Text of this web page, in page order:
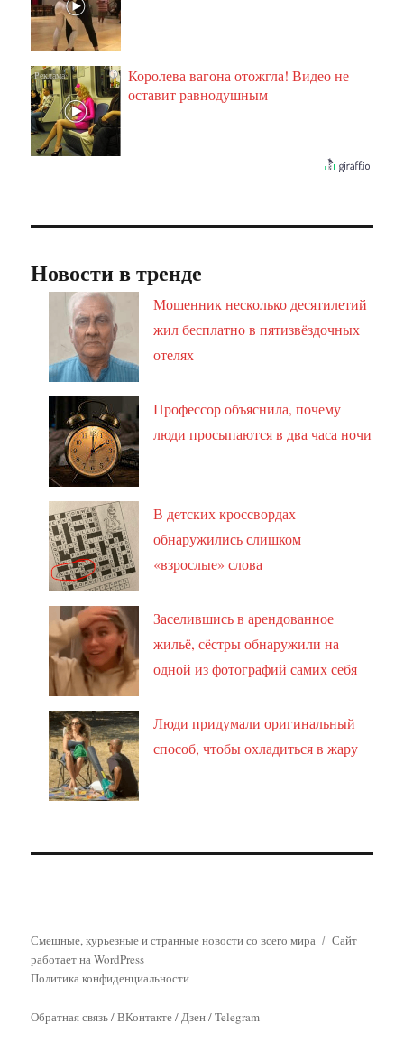
i
Королева вагона отожгла! Видео не
оставит равнодушным
Новости в тренде
Мошенник несколько десятилетий
жил бесплатно в пятизвёздочных
отелях
Профессор объяснила, почему
люди просыпаются в два часа ночи
В детских кроссвордах
обнаружились слишком
«взрослые» слова
Заселившись в арендованное
жильё, сёстры обнаружили на
одной из фотографий самих себя
Люди придумали оригинальный
способ, чтобы охладиться в жару
Смешные, курьезные и странные новости со всего мира
Сайт
работает на WordPress
Политика конфиденциальности
Обратная связь/ВКонтакте/Дзен/Telegram